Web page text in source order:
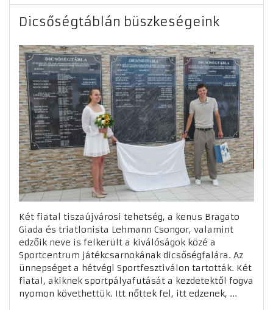
Dicsőségtáblán büszkeségeink
Két fiatal tiszaújvárosi tehetség, a kenus Bragato
Giada és triatlonista Lehmann Csongor, valamint
edzőik neve is felkerült a kiválóságok közé a
Sportcentrum játékcsarnokának dicsőségfalára. Az
ünnepséget a hétvégi Sportfesztiválon tartották. Két
fiatal, akiknek sportpályafutását a kezdetektől fogva
nyomon követhettük. Itt nőttek fel, itt edzenek, ...